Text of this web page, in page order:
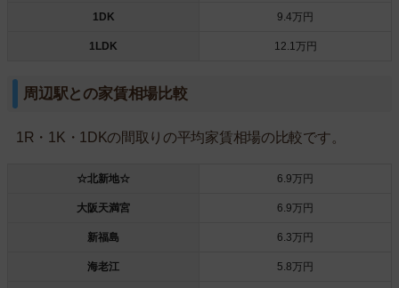
1DK 9.4万円
1LDK 12.1万円
周辺駅との家賃相場比較
1R・1K・1DKの間取りの平均家賃相場の比較です。
☆北新地☆ 6.9万円
大阪天満宮 6.9万円
新福島 6.3万円
海老江 5.8万円